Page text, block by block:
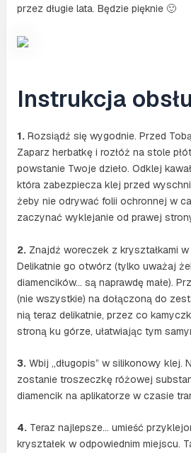
przez długie lata. Będzie pięknie 🙂
Instrukcja
1.Rozsiądź się wygodnie. Przed
Zaparz herbatkę i rozłóż na stole
powstanie Twoje dzieło. Odklej
która zabezpiecza klej przed
żeby nie odrywać folii ochronnej w
zaczynać wyklejanie od prawej
2.Znajdź woreczek z kryształkami
Delikatnie go otwórz (tylko uważaj
diamencików… są naprawdę małe).
(nie wszystkie) na dołączoną do
nią teraz delikatnie, przez co
stroną ku górze, ułatwiając tym
3.Wbij „długopis” w silikonowy klej.
zostanie troszeczkę różowej
diamencik na aplikatorze w czasie
4.Teraz najlepsze… umieść
kryształek w odpowiednim miejscu.